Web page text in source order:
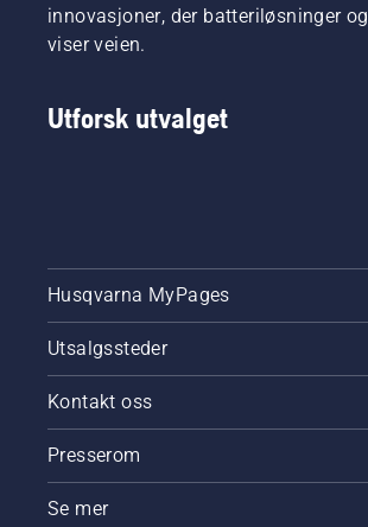
innovasjoner, der batteriløsninger
viser veien.
Utforsk utvalget
Husqvarna MyPages
Utsalgssteder
Kontakt oss
Presserom
Se mer